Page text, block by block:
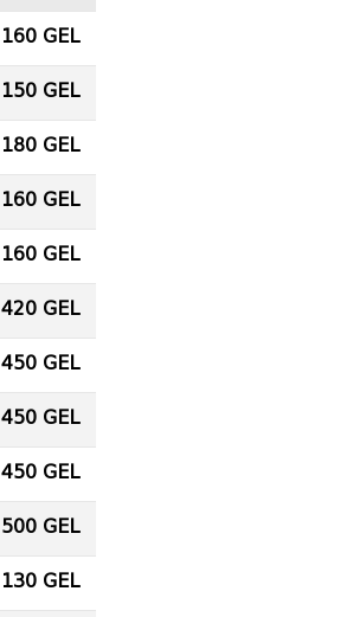
160 GEL
150 GEL
180 GEL
160 GEL
160 GEL
420 GEL
450 GEL
450 GEL
450 GEL
500 GEL
130 GEL